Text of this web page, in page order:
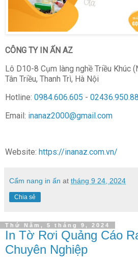
CÔNG TY IN ẤN AZ
Lô D10-8 Cụm làng nghề Triều Khúc
Tân Triều, Thanh Trì, Hà Nội
Hotline: 0984.606.605 -
Email: inanaz2000@gmail.com
Website: https://inanaz.com.vn/
Cẩm nang in ấn at tháng 9 24, 2024
Chia sẻ
Thứ Năm, 5 tháng 9, 2024
In Tờ Rơi Quảng Cáo
Chuyên Nghiệp